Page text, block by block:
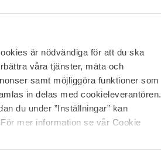
är nödvändiga för att du ska
våra tjänster, mäta och
samt möjliggöra funktioner som
in delas med cookieleverantören.
du under ”Inställningar” kan
mer information se vår Cookie
oss
frågor & svar
min beställning
Nordicfeel SE
Nordicfeel FI
Nordicfeel NO